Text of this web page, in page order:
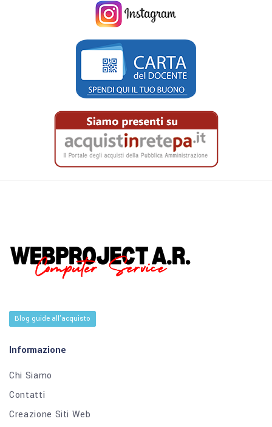
Blog guide all'acquisto
Informazione
Chi Siamo
Contatti
Creazione Siti Web